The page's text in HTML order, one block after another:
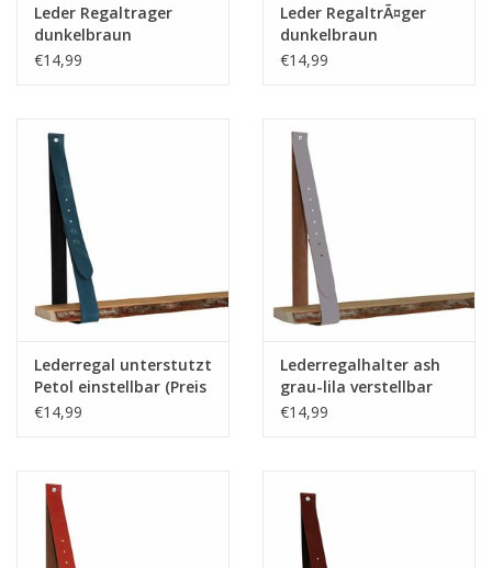
Leder Regaltrager
dunkelbraun
verstellbar (Preis pro
€14,99
Leder RegaltrÃ¤ger
dunkelbraun
verstellbar
€14,99
Lederregal unterstutzt
Petol einstellbar (Preis
pro Stuck)
€14,99
Lederregalhalter ash
grau-lila verstellbar
(Preis pro Stuck)
€14,99